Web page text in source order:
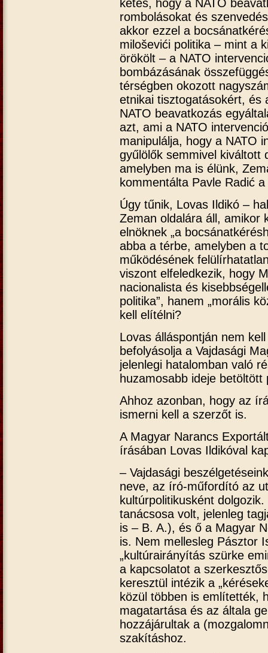
kétes, hogy a NATO
rombolásokat és
akkor ezzel a
miloševići politika – mint a
örökölt – a NATO
bombázásának
térségben okozott
etnikai tisztogatásokért, és
NATO beavatkozás
azt, ami a NATO
manipulálja, hogy a NATO
gyűlölők semmivel kiváltott
amelyben ma is élünk,
kommentálta Pavle Radić
Úgy tűnik, Lovas Ildikó –
Zeman oldalára áll, amikor
elnöknek „a
abba a térbe, amelyben a
működésének
viszont elfeledkezik, hogy
nacionalista és
politika”, hanem „morális
kell elítélni?
Lovas álláspontján nem
befolyásolja a Vajdasági
jelenlegi hatalomban való
huzamosabb ideje betöltött
Ahhoz azonban, hogy az
ismerni kell a szerzőt is.
A Magyar Narancs
írásában Lovas Ildikóval
– Vajdasági
neve, az író-műfordító az
kultúrpolitikusként
tanácsosa volt, jelenleg
is – B. A.), és ő a Magyar
is. Nem mellesleg Pásztor
„kultúrairányítás szürke
a kapcsolatot a
keresztül intézik a
közül többen is említették,
magatartása és az általa
hozzájárultak a
szakításhoz.